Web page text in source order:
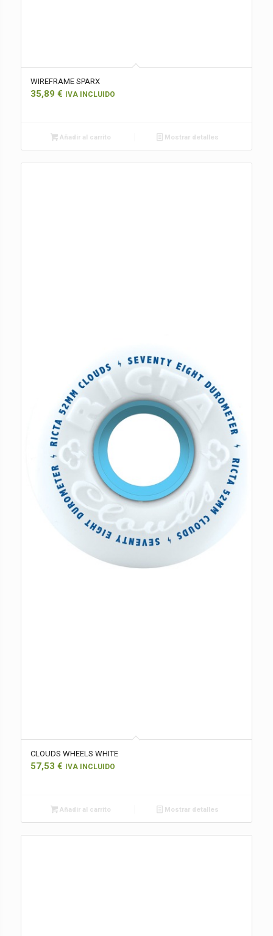
WIREFRAME SPARX
35,89 € IVA INCLUIDO
Añadir al carrito Mostrar detalles
CLOUDS WHEELS WHITE
57,53 € IVA INCLUIDO
Añadir al carrito Mostrar detalles